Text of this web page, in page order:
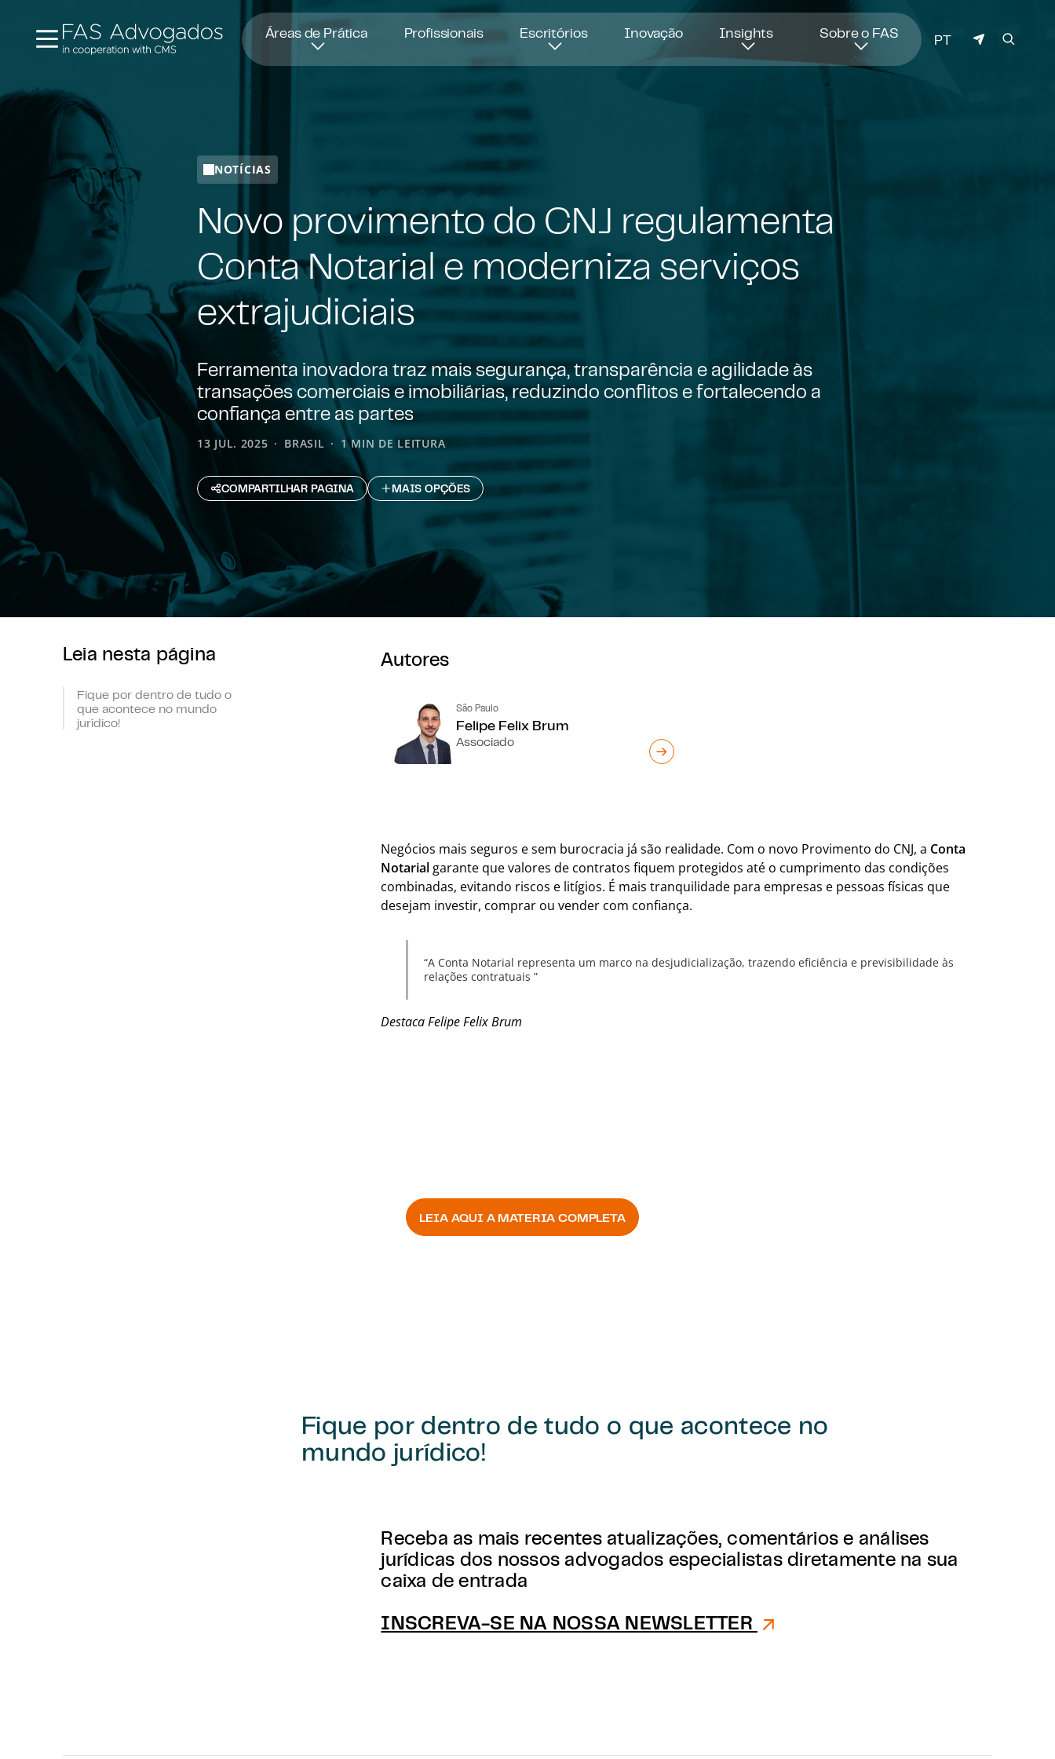
Áreas de Prática Profissionais Escritórios Inovação Insights Sobre o FAS IDIOMA
PT
NOTÍCIAS
Novo provimento do CNJ regulamenta
Conta Notarial e moderniza serviços
extrajudiciais
Ferramenta inovadora traz mais segurança, transparência e agilidade às
transações comerciais e imobiliárias, reduzindo conflitos e fortalecendo a
confiança entre as partes
13 JUL. 2025 BRASIL 1 MIN DE LEITURA
COMPARTILHAR PAGINA MAIS OPÇÕES
Leia nesta página
Fique por dentro de tudo o
que acontece no mundo
jurídico!
Autores
São Paulo
Felipe Felix Brum
Associado
Negócios mais seguros e sem burocracia já são realidade. Com o novo Provimento do CNJ, a Conta
Notarial garante que valores de contratos fiquem protegidos até o cumprimento das condições
combinadas, evitando riscos e litígios. É mais tranquilidade para empresas e pessoas físicas que
desejam investir, comprar ou vender com confiança.
A Conta Notarial representa um marco na desjudicialização, trazendo eficiência e previsibilidade às
relações contratuais
Destaca Felipe Felix Brum
LEIA AQUI A MATERIA COMPLETA
Fique por dentro de tudo o que acontece no
mundo jurídico!
Receba as mais recentes atualizações, comentários e análises
jurídicas dos nossos advogados especialistas diretamente na sua
caixa de entrada
INSCREVA-SE NA NOSSA NEWSLETTER